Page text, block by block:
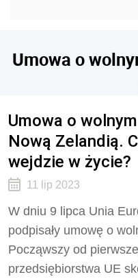
Umowa o
Umowa o
Nową Zelandią.
wejdzie w życie?
11 lip 2023
W dniu 9 lipca Unia
podpisały umowę o
Począwszy od
przedsiębiorstwa UE